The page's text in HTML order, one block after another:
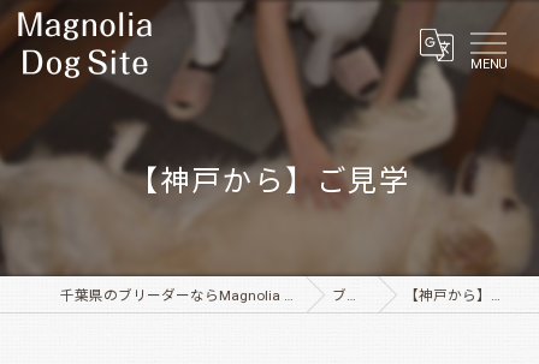
MENU
【神戸から】ご見学
千葉県のブリーダーならMagnolia Dog Site ブログ 【神戸から】ご見学